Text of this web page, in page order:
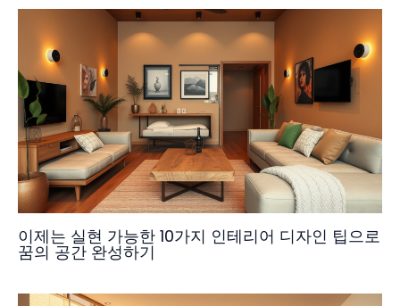
이제는 실현 가능한 10가지 인테리어 디자인 팁으로
꿈의 공간 완성하기